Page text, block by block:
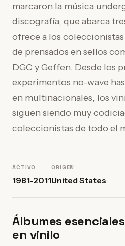
marcaron la música
discografía, que abarca
ofrece a los
de prensados en sellos
DGC y Geffen. Desde los
experimentos no-wave
en multinacionales, los
siguen siendo muy
coleccionistas de todo el
ACTIVO
1981-2011
ORIGEN
United States
Álbumes
en vinilo